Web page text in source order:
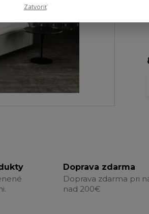
Doprava zdarma
Doprava zdarma pri
nad 200€
Zatvoriť